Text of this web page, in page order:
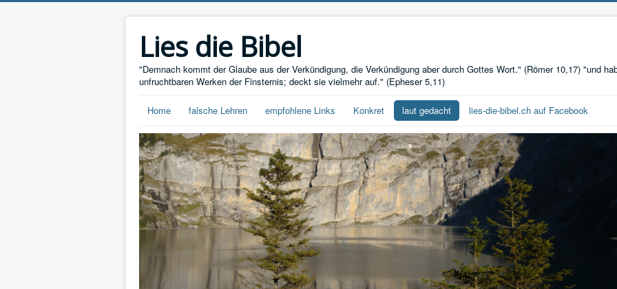
Lies die Bibel
"Demnach kommt der Glaube aus der Verkündigung, die Verkündigung aber durch Gottes Wort." (Römer 10,17) "und
unfruchtbaren Werken der Finsternis; deckt sie vielmehr auf." (Epheser 5,11)
Home falsche Lehren empfohlene Links Konkret laut gedacht lies-die-bibel.ch auf Facebook